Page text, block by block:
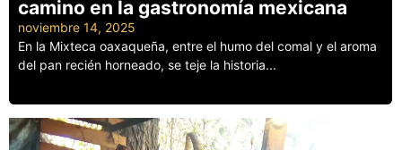
camino en la gastronomía mexicana
noviembre 14, 2025
En la Mixteca oaxaqueña, entre el humo del comal y el aroma
del pan recién horneado, se teje la historia...